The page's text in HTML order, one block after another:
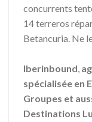
concurrents
14 terreros
Betancuria. Ne
Iberinbound,
spécialisée en
Groupes et
Destinations